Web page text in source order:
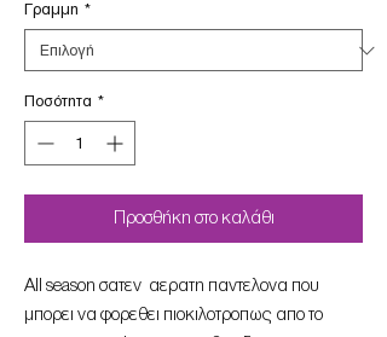
Γραμμη *
Ποσότητα *
Προσθήκη στο καλάθι
Αll season σατεν αερατη παντελονα που
μπορει να φορεθει πιοκιλοτροπως απο το